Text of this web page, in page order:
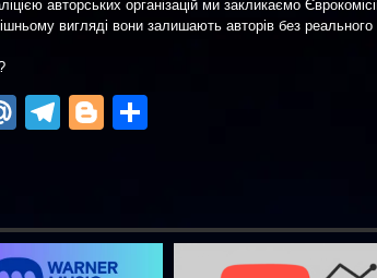
авторських організацій ми закликаємо
вигляді вони залишають авторів без реального
Mail.Ru
Telegram
Blogger